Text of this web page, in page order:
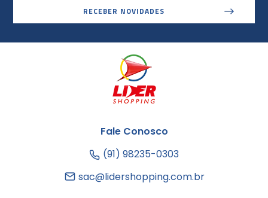
RECEBER NOVIDADES
Fale Conosco
(91) 98235-0303
sac@lidershopping.com.br